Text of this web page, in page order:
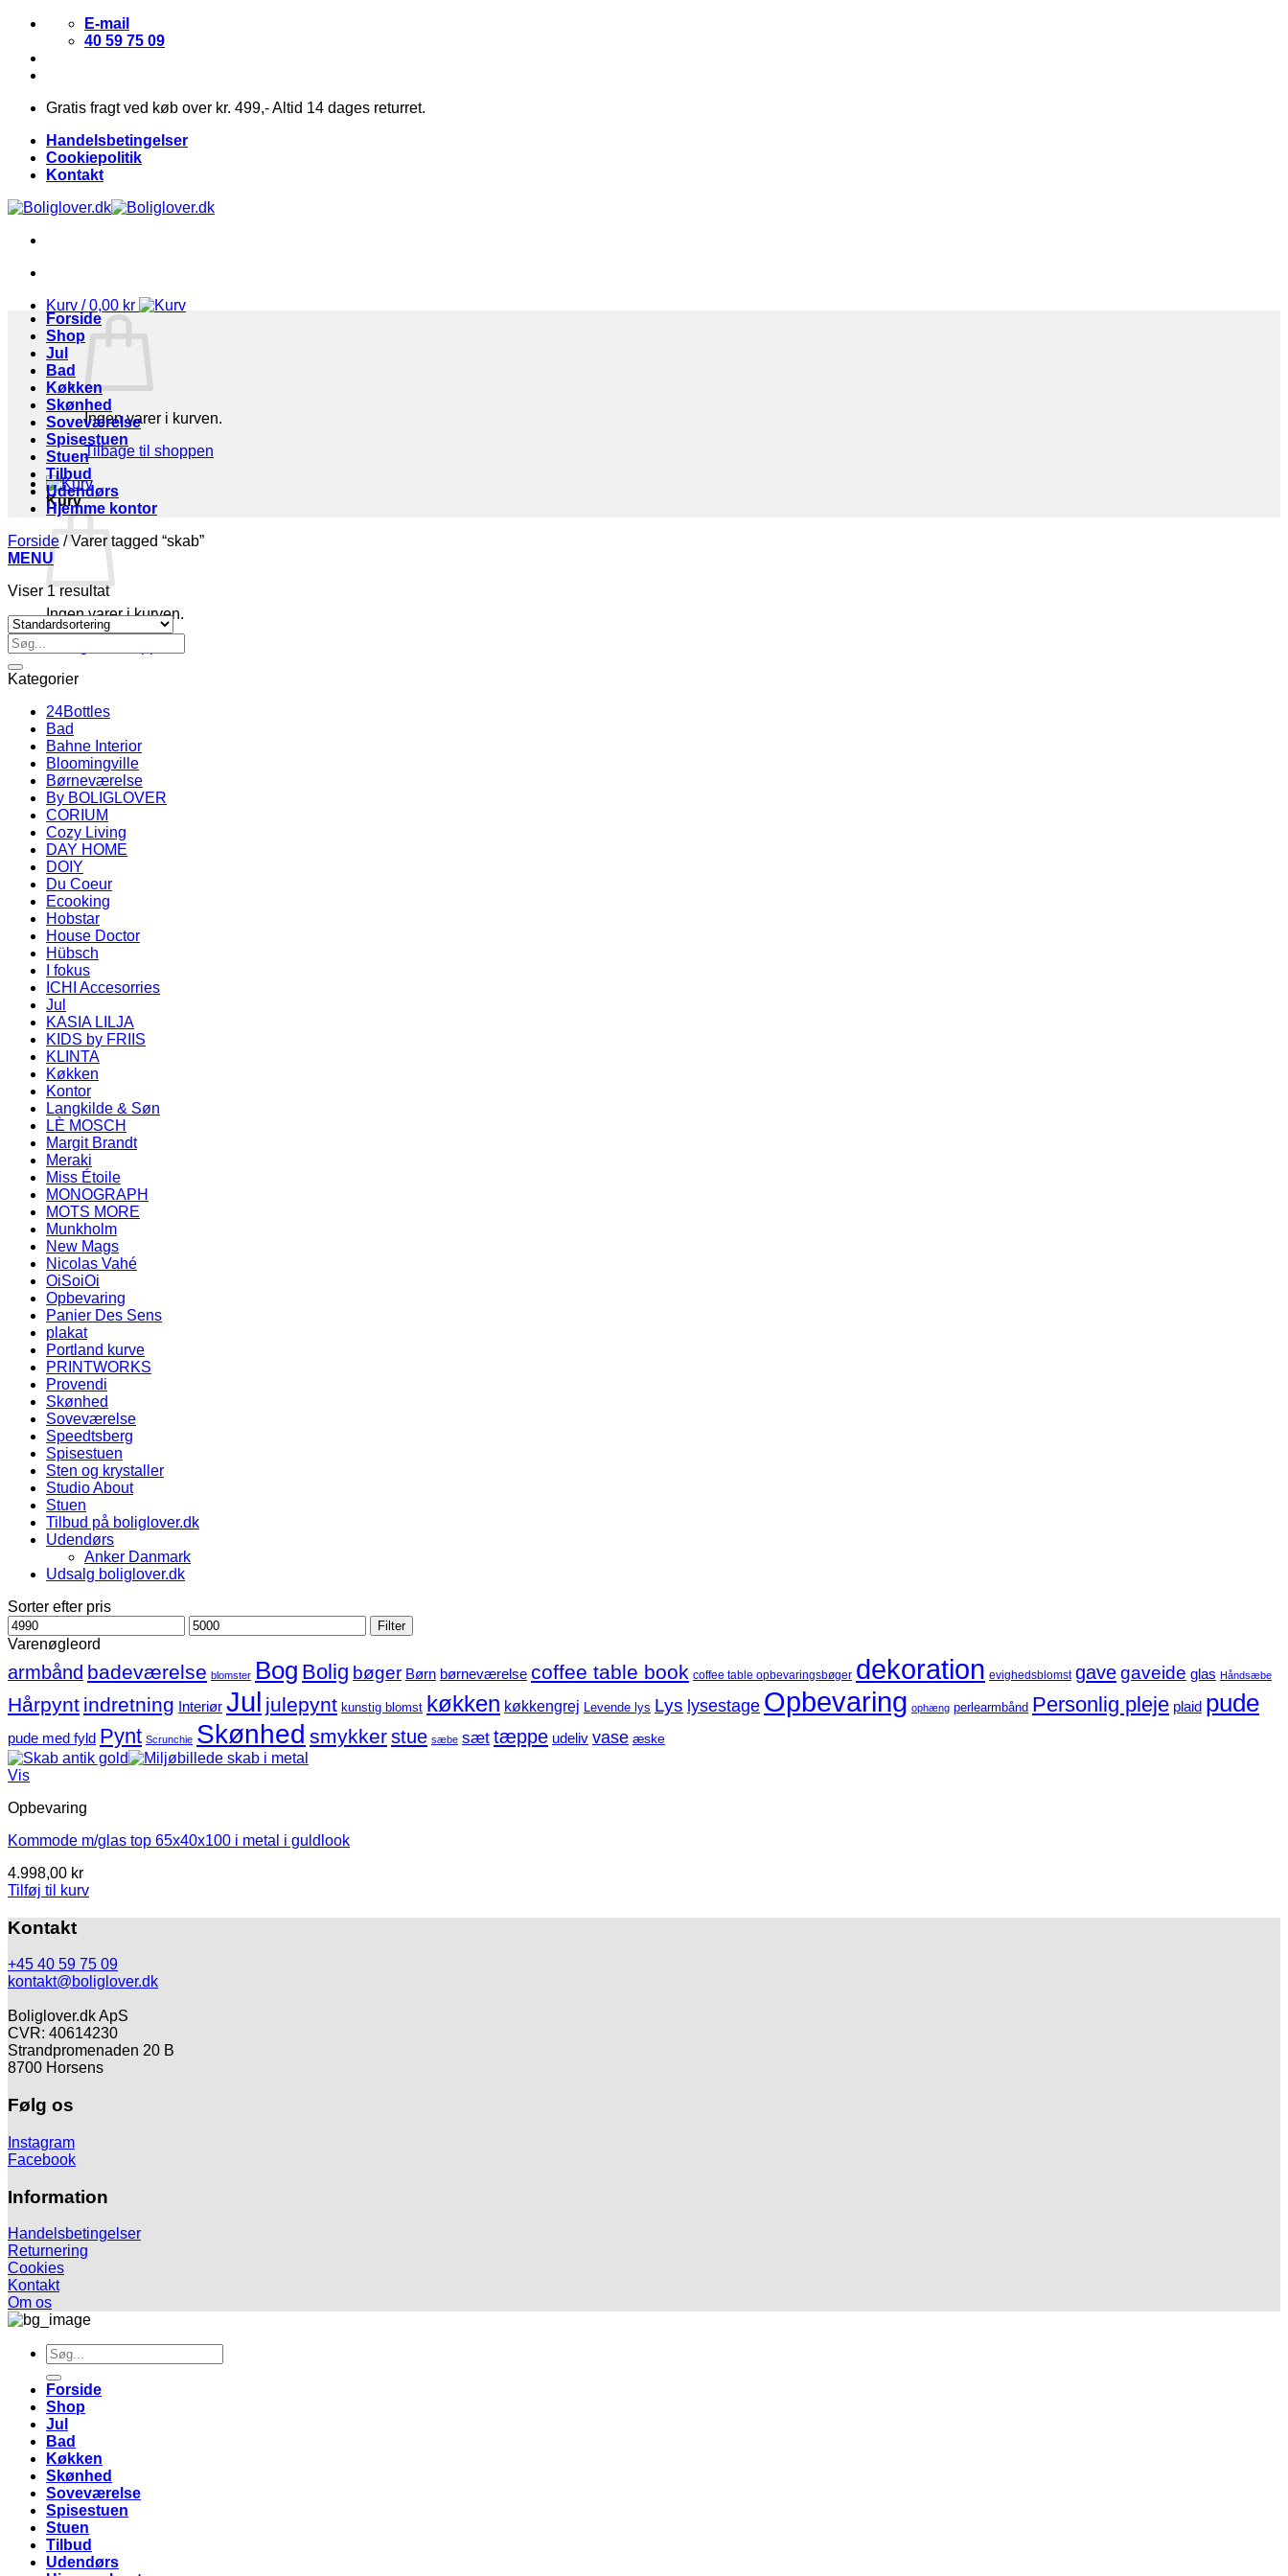
Fortsæt
indhold
E-mail
40 59 75 09
Gratis fragt ved køb over kr. 499,- Altid 14 dages returret.
Handelsbetingelser
Cookiepolitik
Kontakt
Kurv /0,00 kr
Ingen varer i kurven.
Tilbage til shoppen
Kurv
Ingen varer i kurven.
Forside
Shop
Jul
Bad
Køkken
Skønhed
Soveværelse
Spisestuen
Stuen
Tilbud
Udendørs
Hjemme kontor
Forside /Varer tagged “skab”
MENU
Viser 1 resultat
Søg
efter:
Kategorier
24Bottles
Bad
Bahne Interior
Bloomingville
Børneværelse
By BOLIGLOVER
CORIUM
Cozy Living
DAY HOME
DOIY
Du Coeur
Ecooking
Hobstar
House Doctor
Hübsch
I fokus
ICHI Accesorries
Jul
KASIA LILJA
KIDS by FRIIS
KLINTA
Køkken
Kontor
Langkilde & Søn
LÈ MOSCH
Margit Brandt
Meraki
Miss Étoile
MONOGRAPH
MOTS MORE
Munkholm
New Mags
Nicolas Vahé
OiSoiOi
Opbevaring
Panier Des Sens
plakat
Portland kurve
PRINTWORKS
Provendi
Skønhed
Soveværelse
Speedtsberg
Spisestuen
Sten og krystaller
Studio About
Stuen
Tilbud på boliglover.dk
Udendørs
Anker Danmark
Udsalg boliglover.dk
Sorter efter pris
Mindste
pris
Højeste
pris
Filter
Varenøgleord
armbånd badeværelse blomster Bog Bolig bøger Børn børneværelse coffee table book coffee table opbevaringsbøger dekoration evighedsblomst gavegaveide glas Håndsæbe
Hårpynt indretning Interiør Jul julepynt kunstig blomst køkken køkkengrej Levende lys Lys lysestage Opbevaring ophæng perlearmbånd Personlig pleje plaid pude
pude med fyld Pynt Scrunchie Skønhed smykkerstue sæbe sæt tæppe udeliv vase æske
Vis
Opbevaring
Kommode m/glas top 65x40x100 i metal i guldlook
4.998,00 kr
Tilføj til kurv
Kontakt
+45 40 59 75 09
kontakt@boliglover.dk
Boliglover.dk ApS
CVR: 40614230
Strandpromenaden 20 B
8700 Horsens
Følg os
Instagram
Facebook
Information
Handelsbetingelser
Returnering
Cookies
Kontakt
Om os
Søg
efter:
Forside
Shop
Jul
Bad
Køkken
Skønhed
Soveværelse
Spisestuen
Stuen
Tilbud
Udendørs